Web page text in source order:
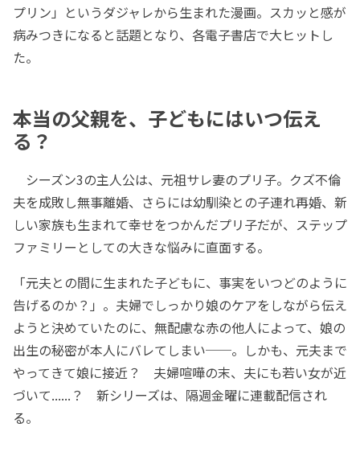
プリン」というダジャレから生まれた漫画。スカッと感が
病みつきになると話題となり、各電子書店で大ヒットし
た。
本当の父親を、子どもにはいつ伝え
る？
シーズン3の主人公は、元祖サレ妻のプリ子。クズ不倫
夫を成敗し無事離婚、さらには幼馴染との子連れ再婚、新
しい家族も生まれて幸せをつかんだプリ子だが、ステップ
ファミリーとしての大きな悩みに直面する。
「元夫との間に生まれた子どもに、事実をいつどのように
告げるのか？」。夫婦でしっかり娘のケアをしながら伝え
ようと決めていたのに、無配慮な赤の他人によって、娘の
出生の秘密が本人にバレてしまい──。しかも、元夫まで
やってきて娘に接近？ 夫婦喧嘩の末、夫にも若い女が近
づいて......？ 新シリーズは、隔週金曜に連載配信され
る。